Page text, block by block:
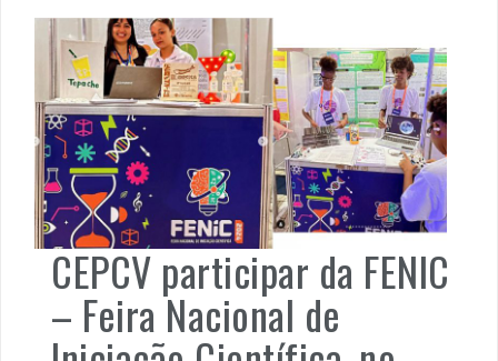
CEPCV participar da FENIC
– Feira Nacional de